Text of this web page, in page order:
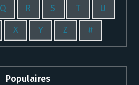
Q R S T U
X Y Z #
Populaires